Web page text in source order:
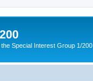
Special Interest Group 1/200